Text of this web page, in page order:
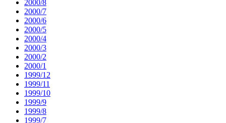
2000/8
2000/7
2000/6
2000/5
2000/4
2000/3
2000/2
2000/1
1999/12
1999/11
1999/10
1999/9
1999/8
1999/7